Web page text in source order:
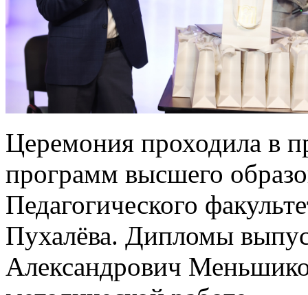
Церемония проходила в
программ высшего
Педагогического
Пухалёва. Дипломы
Александрович